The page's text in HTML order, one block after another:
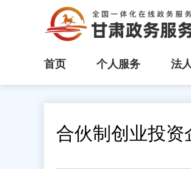
首页 个人服务 法
合伙制创业投资